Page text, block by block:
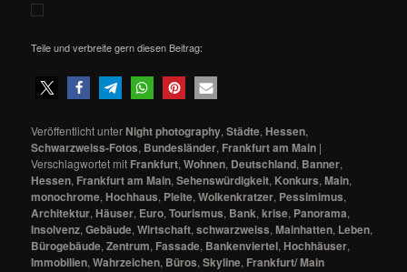
Teile und verbreite gern diesen Beitrag:
Veröffentlicht unter Night photography,Städte, Hessen,
Schwarzweiss-Fotos, Bundesländer, Frankfurt am Main |
Verschlagwortet mit Frankfurt,Wohnen, Deutschland, Banner,
Hessen, Frankfurt am Main,Sehenswürdigkeit, Konkurs,Main,
monochrome, Hochhaus, Pleite,Wolkenkratzer, Pessimimus,
Architektur, Häuser, Euro,Tourismus, Bank,krise, Panorama,
Insolvenz,Gebäude,Wirtschaft,schwarzweiss,Mainhatten, Leben,
Bürogebäude,Zentrum, Fassade, Bankenviertel, Hochhäuser,
Immobilien,Wahrzeichen, Büros,Skyline, Frankfurt/ Main